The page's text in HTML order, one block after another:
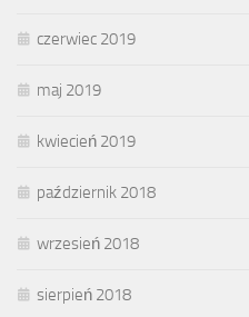
czerwiec 2019
maj 2019
kwiecień 2019
październik 2018
wrzesień 2018
sierpień 2018